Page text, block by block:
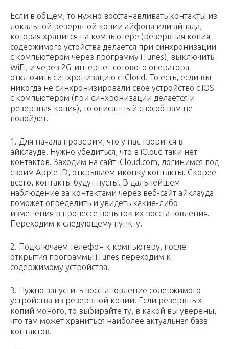
Если в общем, то нужно восстанавливать контакты из
локальной резервной копии айфона или айпада,
которая хранится на компьютере (резервная копия
содержимого устойства делается при синхронизации
с компьютером через программу iTunes), выключить
WiFi, и через 2G-интернет сотового оператора
отключить синхронизацию с iCloud. То есть, если вы
никогда не синхронизировали свое устройство с iOS
с компьютером (при синхронизации делается и
резервная копия), то описанный способ вам не
подойдет.
1. Для начала проверим, что у нас творится в
айклауде. Нужно убедиться, что в iCloud таки нет
контактов. Заходим на сайт iCloud.com, логинимся под
своим Apple ID, открываем иконку контакты. Скорее
всего, контакты будут пусты. В дальнейшем
наблюдение за контактами через веб-сайт айклауда
поможет определить и увидеть какие-либо
изменения в процессе попыток их восстановления.
Переходим к следующему пункту.
2. Подключаем телефон к компьютеру, после
открытия программы iTunes переходим к
содержимому устройства.
3. Нужно запустить восстановление содержимого
устройства из резервной копии. Если резервных
копий моного, то выбирайте ту, в какой вы уверены,
что там может храниться наиболее актуальная база
контактов.